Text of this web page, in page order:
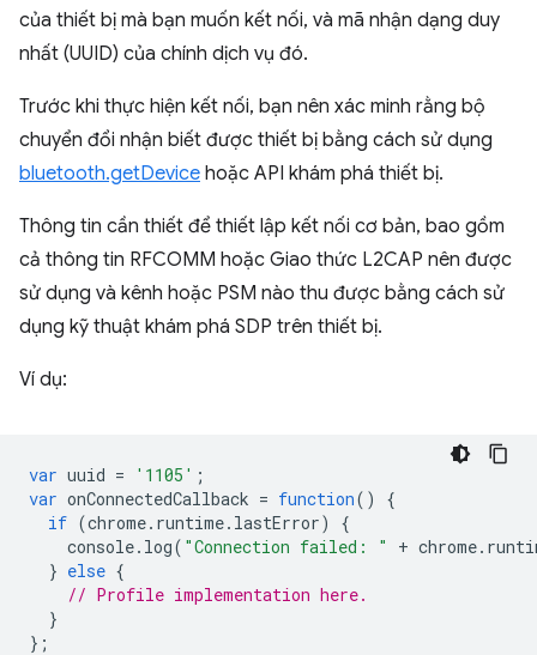
của thiết bị mà bạn muốn kết nối, và mã nhận dạng duy
nhất (UUID) của chính dịch vụ đó.
Trước khi thực hiện kết nối, bạn nên xác minh rằng bộ
chuyển đổi nhận biết được thiết bị bằng cách sử dụng
bluetooth.getDevice hoặc API khám phá thiết bị.
Thông tin cần thiết để thiết lập kết nối cơ bản, bao gồm
cả thông tin RFCOMM hoặc Giao thức L2CAP nên được
sử dụng và kênh hoặc PSM nào thu được bằng cách sử
dụng kỹ thuật khám phá SDP trên thiết bị.
Ví dụ:
var uuid = '1105' ;
var onConnectedCallback = function()
{
if (chrome. runtime. lastError)
{
console. log( "Connection failed: " + chrome.
} else {
// Profile implementation here.
}
};